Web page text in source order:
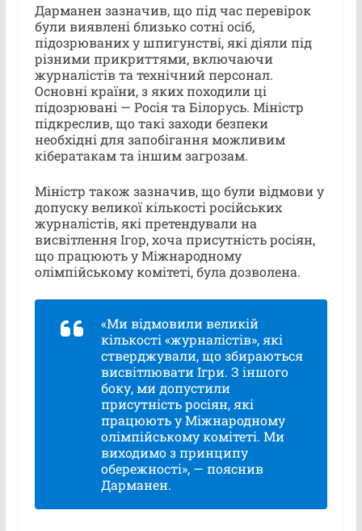
Дарманен зазначив, що під час перевірок
були виявлені близько сотні осіб,
підозрюваних у шпигунстві, які діяли під
різними прикриттями, включаючи
журналістів та технічний персонал.
Основні країни, з яких походили ці
підозрювані — Росія та Білорусь. Міністр
підкреслив, що такі заходи безпеки
необхідні для запобігання можливим
кібератакам та іншим загрозам.
Міністр також зазначив, що були відмови у
допуску великої кількості російських
журналістів, які претендували на
висвітлення Ігор, хоча присутність росіян,
що працюють у Міжнародному
олімпійському комітеті, була дозволена.
«Ми відмовили великій
кількості «журналістів», які
стверджували, що збираються
висвітлювати Ігри. З іншого
боку, ми допустили
присутність росіян, які
працюють у Міжнародному
олімпійському комітеті. Ми
виходимо з принципу
обережності», — пояснив
Дарманен.